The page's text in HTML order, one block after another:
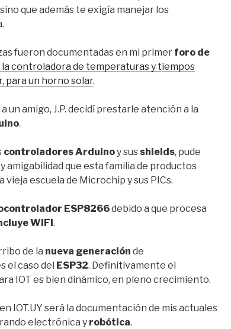
que además te exigía manejar los
fueron documentadas en mi primer foro de
la controladora de temperaturas y tiempos
para un horno solar.
un amigo, J.P. decidí prestarle atención a la
.
controladores Arduinoy susshields, pude
amigabilidad que esta familia de productos
escuela de Microchip y sus PICs.
ESP8266debido a que procesa
WIFI.
de la nueva generación de
el caso del ESP32. Definitivamente el
IOT es bien dinámico, en pleno crecimiento.
IOT.UY será la documentación de mis actuales
electrónica y robótica.